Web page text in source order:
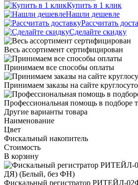
Купить в 1 клик
Нашли дешевле
Рассчитать
Сделайте скидку
Весь ассортимент сертифицирован
Принимаем все способы оплаты
Принимаем заказы на сайте
Профессиональная помощь в подборе
Другие варианты товара
Наименование
Цвет
Фискальный накопитель
Стоимость
В корзину
Фискальный регистратор РИТЕЙЛ-